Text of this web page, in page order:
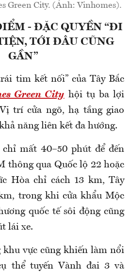
Green City. (Ảnh: Vinhomes).
- ĐẶC QUYỀN “ĐI
TỚI ĐÂU CŨNG
GẦN”
tim kết nối” của Tây Bắc
Green City hội tụ ba lợi
trí cửa ngõ, hạ tầng giao
năng liên kết đa hướng.
mất 40–50 phút để đến
thông qua Quốc lộ 22 hoặc
Hòa chỉ cách 13 km, Tây
trong khi cửa khẩu Mộc
quốc tế sôi động cũng
lái xe.
khu vực cũng khiến làm nổi
thể tuyến Vành đai 3 và